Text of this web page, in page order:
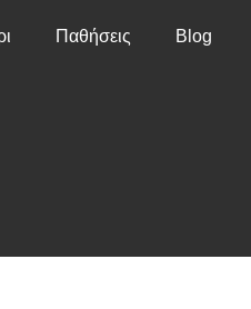
Παθήσεις Blog